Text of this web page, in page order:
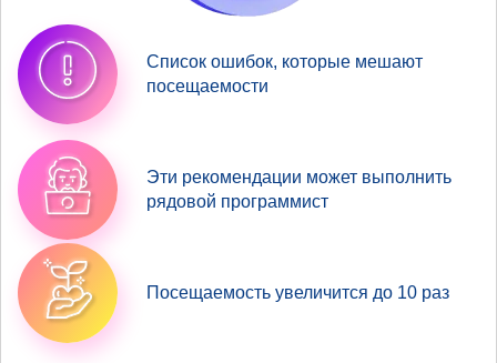
Список ошибок, которые мешают
посещаемости
Эти рекомендации может выполнить
рядовой программист
Посещаемость увеличится до 10 раз